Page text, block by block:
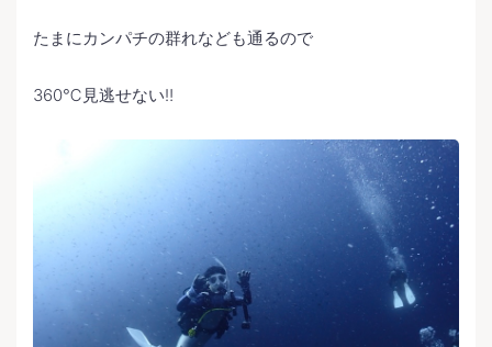
たまにカンパチの群れなども通るので
360℃見逃せない‼️